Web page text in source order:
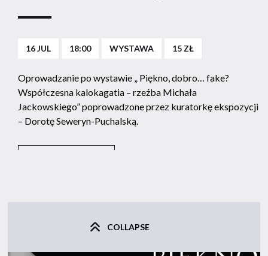
16 JUL 18:00 WYSTAWA 15 ZŁ
Oprowadzanie po wystawie „ Piękno, dobro… fake?
Współczesna kalokagatia – rzeźba Michała
Jackowskiego” poprowadzone przez kuratorkę ekspozycji
– Dorotę Seweryn-Puchalską.
COLLAPSE